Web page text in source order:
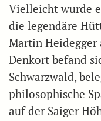
Vielleicht wurde
die legendäre
Martin Heidegger
Denkort befand
Schwarzwald,
philosophische
auf der Saiger